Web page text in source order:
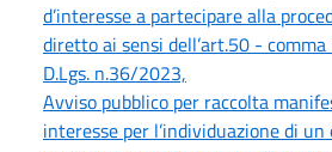
d’interesse a partecipare alla
diretto ai sensi dell’art.50 -
D.Lgs. n.36/2023,
Avviso pubblico per raccolta
interesse per l’individuazione di